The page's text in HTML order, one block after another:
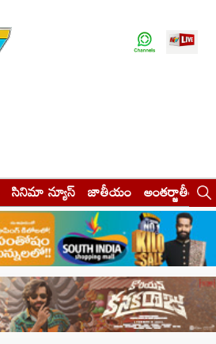
సినిమా న్యూస్ జాతీయం అంతర్జాతీయం